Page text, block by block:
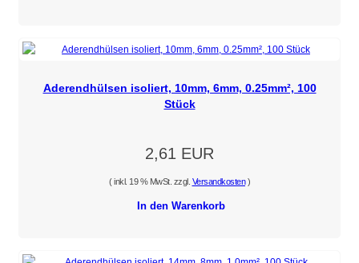
Aderendhülsen isoliert, 10mm, 6mm, 0.25mm², 100
Stück
2,61 EUR
( inkl. 19 % MwSt. zzgl. Versandkosten)
In den Warenkorb